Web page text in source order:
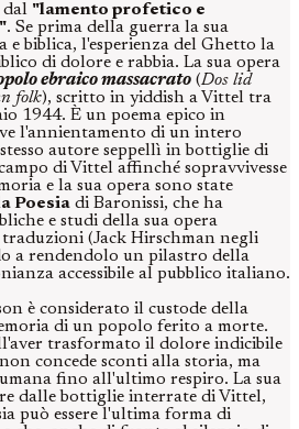
dal "lamento profetico e
. Se prima della guerra la sua
e biblica, l'esperienza del Ghetto la
di dolore e rabbia. La sua opera
ebraico massacrato (Dos lid
folk), scritto in yiddish a Vittel tra
1944. È un poema epico in
l'annientamento di un intero
autore seppellì in bottiglie di
di Vittel affinché sopravvivesse
e la sua opera sono state
Poesia di Baronissi, che ha
e studi della sua opera
(Jack Hirschman negli
a rendendolo un pilastro della
accessibile al pubblico italiano.
è considerato il custode della
di un popolo ferito a morte.
trasformato il dolore indicibile
concede sconti alla storia, ma
fino all'ultimo respiro. La sua
dalle bottiglie interrate di Vittel,
può essere l'ultima forma di